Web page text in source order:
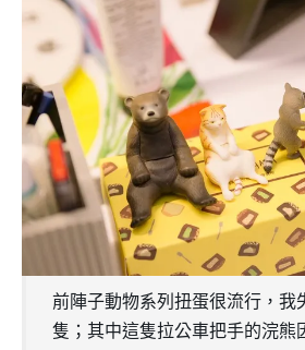
前陣子動物系列扭蛋很流行，我
隻；其中這隻拉公車把手的浣熊